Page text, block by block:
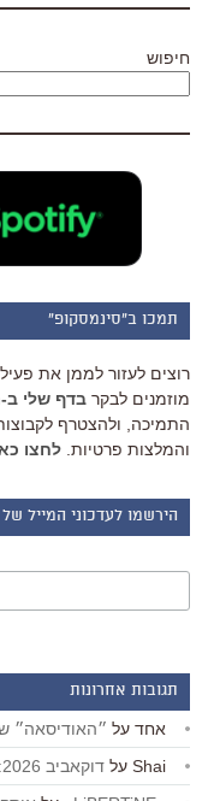
חיפוש
תמכו ב"סינמסקופ"
רוצים לעזור לממן את
מוזמנים לבקר בדף שלי ב-Patreon
התמיכה, ולהצטרף
והמלצות פרטיות. לחצו
הירשמו לעדכוני המייל
תגובות אחרונות
אחד על ״האודיסאה״
Shai על דוקאביב 2026: שש או שבע המלצות